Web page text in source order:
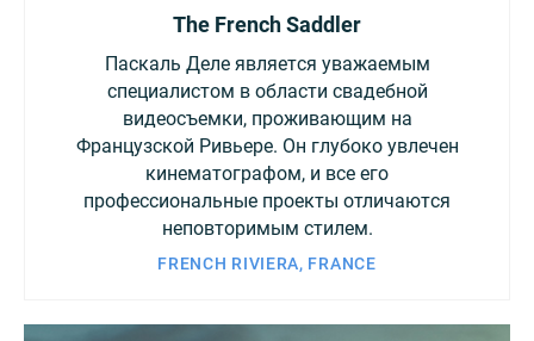
The French Saddler
Паскаль Деле является уважаемым
специалистом в области свадебной
видеосъемки, проживающим на
Французской Ривьере. Он глубоко увлечен
кинематографом, и все его
профессиональные проекты отличаются
неповторимым стилем.
FRENCH RIVIERA, FRANCE